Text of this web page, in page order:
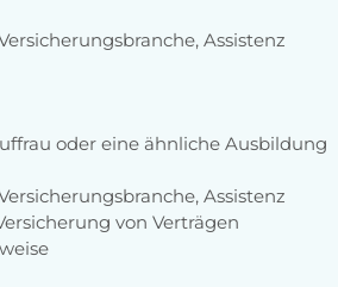
Assistenz
oder eine ähnliche Ausbildung
Assistenz
von Verträgen